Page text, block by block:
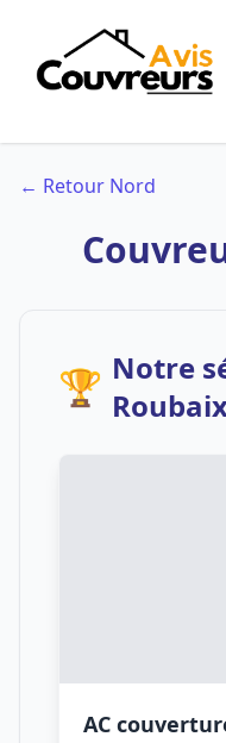
← Retour Nord
🏆 Notre